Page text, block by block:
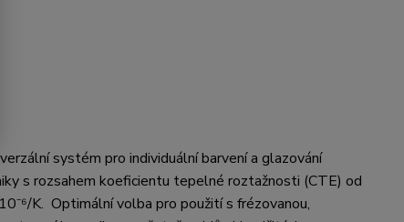
systém pro individuální barvení a glazování
s rozsahem koeficientu tepelné roztažnosti (CTE) od
K. Optimální volba pro použití s frézovanou,